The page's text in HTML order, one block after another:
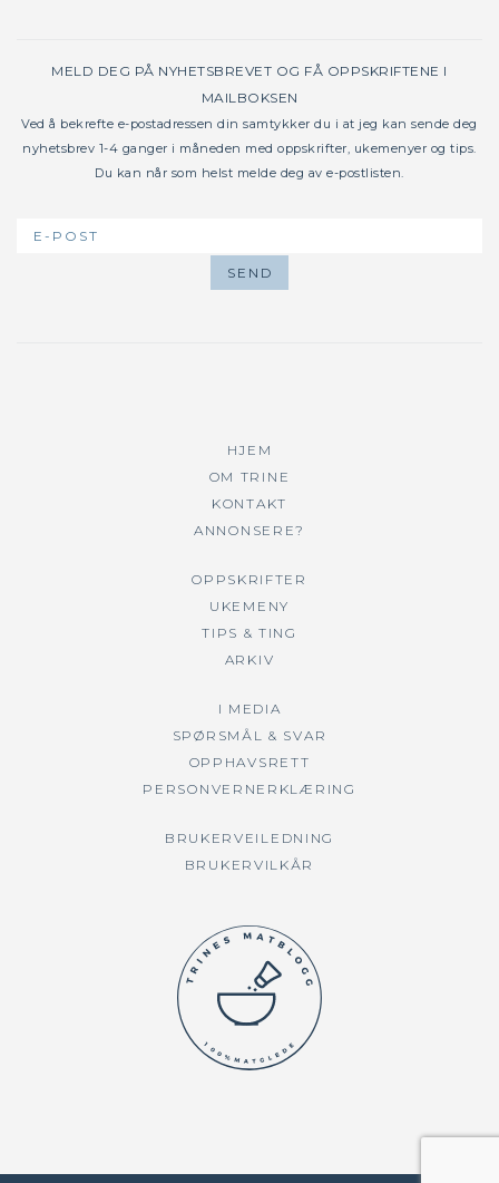
MELD DEG PÅ NYHETSBREVET OG FÅ OPPSKRIFTENE I
MAILBOKSEN
Ved å bekrefte e-postadressen din samtykker du i at jeg kan sende deg
nyhetsbrev 1-4 ganger i måneden med oppskrifter, ukemenyer og tips.
Du kan når som helst melde deg av e-postlisten.
HJEM
OM TRINE
KONTAKT
ANNONSERE?
OPPSKRIFTER
UKEMENY
TIPS & TING
ARKIV
I MEDIA
SPØRSMÅL & SVAR
OPPHAVSRETT
PERSONVERNERKLÆRING
BRUKERVEILEDNING
BRUKERVILKÅR